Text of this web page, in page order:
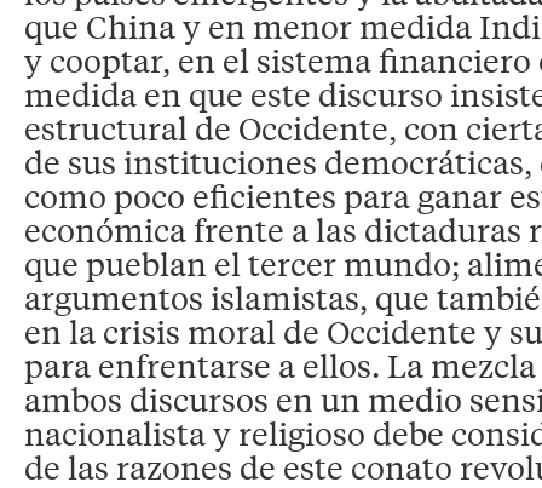
que China y en menor medida
y cooptar, en el sistema
medida en que este discurso
estructural de Occidente, con
de sus instituciones democráticas,
como poco eficientes para ganar
económica frente a las dictaduras
que pueblan el tercer mundo;
argumentos islamistas, que
en la crisis moral de Occidente y
para enfrentarse a ellos. La
ambos discursos en un medio
nacionalista y religioso debe
de las razones de este conato